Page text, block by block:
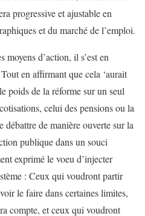
progressive et ajustable en
et du marché de l’emploi.
d’action, il s’est en
en affirmant que cela ‘aurait
poids de la réforme sur un seul
celui des pensions ou la
de manière ouverte sur la
publique dans un souci
exprimé le voeu d’injecter
: Ceux qui voudront partir
le faire dans certaines limites,
compte, et ceux qui voudront